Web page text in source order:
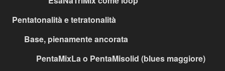
Pentatonalità e tetratonalità
Base, pienamente ancorata
PentaMixLa o PentaMisolid (blues maggiore)